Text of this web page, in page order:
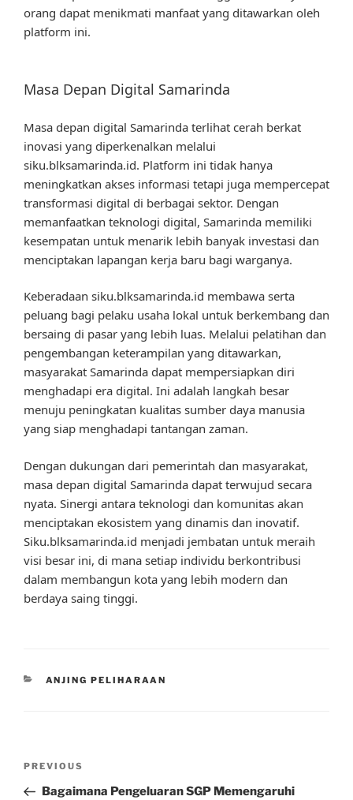
orang dapat menikmati manfaat yang ditawarkan oleh
platform ini.
Masa Depan Digital Samarinda
Masa depan digital Samarinda terlihat cerah berkat
inovasi yang diperkenalkan melalui
siku.blksamarinda.id. Platform ini tidak hanya
meningkatkan akses informasi tetapi juga mempercepat
transformasi digital di berbagai sektor. Dengan
memanfaatkan teknologi digital, Samarinda memiliki
kesempatan untuk menarik lebih banyak investasi dan
menciptakan lapangan kerja baru bagi warganya.
Keberadaan siku.blksamarinda.id membawa serta
peluang bagi pelaku usaha lokal untuk berkembang dan
bersaing di pasar yang lebih luas. Melalui pelatihan dan
pengembangan keterampilan yang ditawarkan,
masyarakat Samarinda dapat mempersiapkan diri
menghadapi era digital. Ini adalah langkah besar
menuju peningkatan kualitas sumber daya manusia
yang siap menghadapi tantangan zaman.
Dengan dukungan dari pemerintah dan masyarakat,
masa depan digital Samarinda dapat terwujud secara
nyata. Sinergi antara teknologi dan komunitas akan
menciptakan ekosistem yang dinamis dan inovatif.
Siku.blksamarinda.id menjadi jembatan untuk meraih
visi besar ini, di mana setiap individu berkontribusi
dalam membangun kota yang lebih modern dan
berdaya saing tinggi.
CATEGORIES
ANJING PELIHARAAN
Previous
Post
PREVIOUS
Bagaimana Pengeluaran SGP Memengaruhi